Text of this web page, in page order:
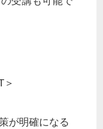
＞
が明確になる